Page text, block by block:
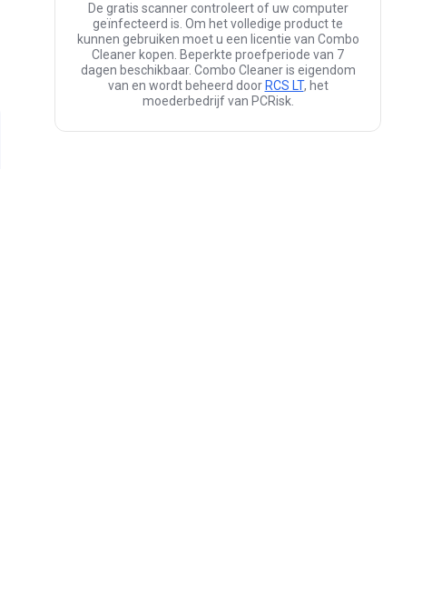
De gratis scanner controleert of uw computer
geïnfecteerd is. Om het volledige product te
kunnen gebruiken moet u een licentie van Combo
Cleaner kopen. Beperkte proefperiode van 7
dagen beschikbaar. Combo Cleaner is eigendom
van en wordt beheerd door RCS LT, het
moederbedrijf van PCRisk.